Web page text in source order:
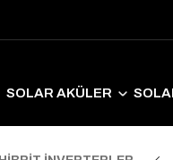
SOLAR AKÜLER